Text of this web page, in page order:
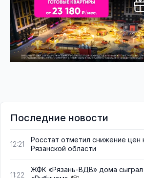
Последние новости
12:21
Росстат отметил снижение цен
Рязанской области
11:22
ЖФК «Рязань-ВДВ» дома сыграл